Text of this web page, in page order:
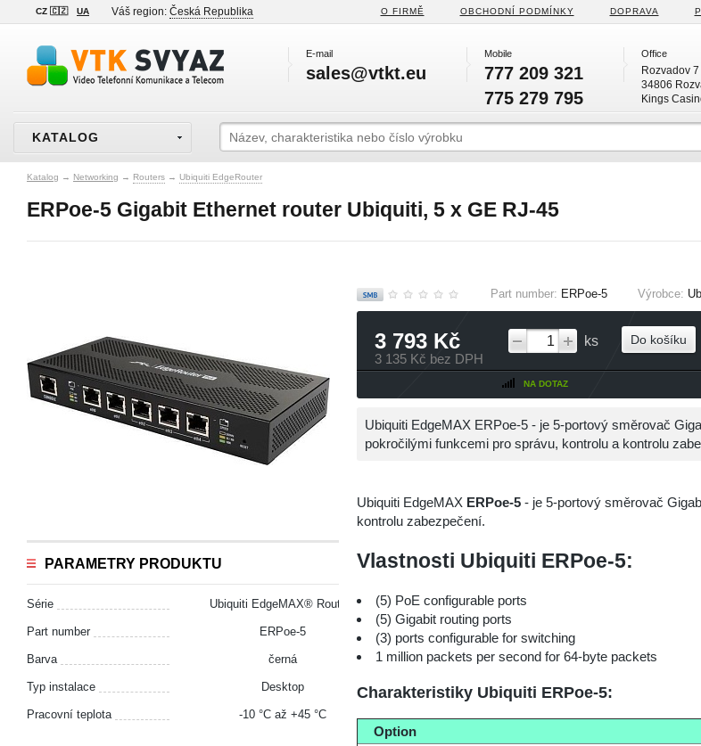
CZ 🇨🇿 UA Váš region: Česká Republika O FIRMĚ OBCHODNÍ PODMÍNKY DOPRAVA
E-mail
sales@vtkt.eu
Mobile
777 209 321
775 279 795
Office
Rozvadov 7
34806
Kings
KATALOG
Katalog → Networking → Routers → Ubiquiti EdgeRouter
ERPoe‑5 Gigabit Ethernet router Ubiquiti, 5 x GE RJ-45
PARAMETRY PRODUKTU
Série Ubiquiti EdgeMAX® Routing
Part number ERPoe‑5
Barva černá
Typ instalace Desktop
Pracovní teplota -10 °С až +45 °С
Part number: ERPoe‑5 Výrobce:
3 793 Kč
3 135 Kč bez DPH
ks
NA DOTAZ
Do košíku
Ubiquiti EdgeMAX ERPoe‑5 - je 5-portový směrovač
pokročilými funkcemi pro správu, kontrolu a kontrolu
Ubiquiti EdgeMAX ERPoe‑5 - je 5-portový směrovač
kontrolu zabezpečení.
Vlastnosti Ubiquiti ERPoe‑5:
(5) PoE configurable ports
(5) Gigabit routing ports
(3) ports configurable for switching
1 million packets per second for 64-byte packets
Charakteristiky Ubiquiti ERPoe‑5:
Option